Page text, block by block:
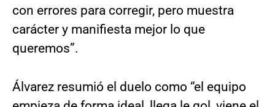
con errores para corregir, pero muestra
carácter y manifiesta mejor lo que
queremos”.
Álvarez resumió el duelo como “el equipo